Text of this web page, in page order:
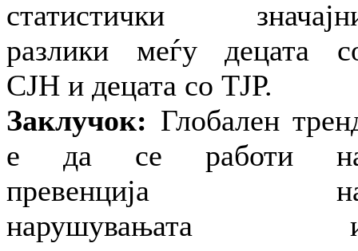
статистички
разлики меѓу децата
СЈН и децата со ТЈР.
Заклучок: Глобален
е да се работи
превенција
нарушувањата